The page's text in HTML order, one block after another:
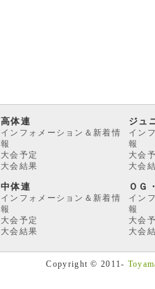
高体連
インフォメーション＆新着情
報
大会予定
大会結果
ジュ
イン
報
大会
大会
中体連
インフォメーション＆新着情
報
大会予定
大会結果
ＯＧ
イン
報
大会
大会
Copyright © 2011-